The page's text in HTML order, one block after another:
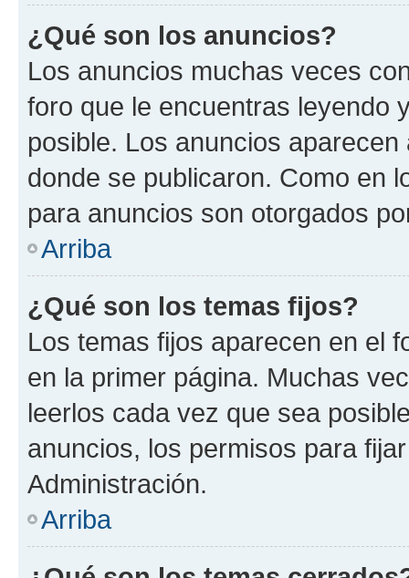
¿Qué son los anuncios?
Los anuncios muchas veces
foro que le encuentras leyendo
posible. Los anuncios
donde se publicaron. Como en
para anuncios son otorgados
Arriba
¿Qué son los temas fijos?
Los temas fijos aparecen en el
en la primer página. Muchas
leerlos cada vez que sea
anuncios, los permisos para
Administración.
Arriba